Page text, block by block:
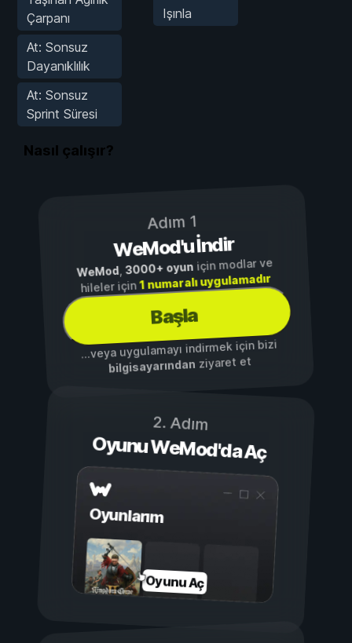
Çarpanı
At: Sonsuz
Dayanıklılık
At: Sonsuz
Sprint Süresi
Işınla
Nasıl çalışır?
Adım 1
WeMod'u İndir
WeMod,3000+ oyuniçin modlar ve
hileler için1 numaralı uygulamadır
Başla
...veya uygulamayı indirmek için bizi
bilgisayarından ziyaret et
2. Adım
Oyunu WeMod'da Aç
Oyunlarım
Oyunu Aç